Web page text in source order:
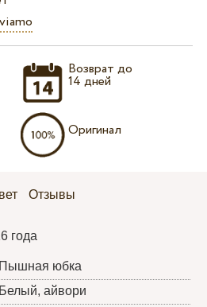
Возврат до
14 дней
Оригинал
Отзывы
года
Пышная юбка
Белый, айвори